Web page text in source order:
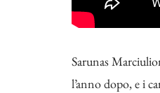
Sarunas
l’anno dopo, e i